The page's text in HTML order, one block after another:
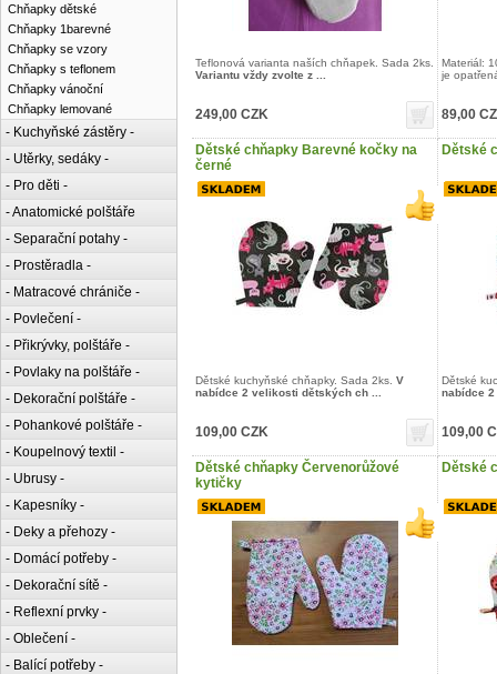
Chňapky dětské
Chňapky 1barevné
Chňapky se vzory
Chňapky s teflonem
Chňapky vánoční
Chňapky lemované
- Kuchyňské zástěry -
- Utěrky, sedáky -
- Pro děti -
- Anatomické polštáře
- Separační potahy -
- Prostěradla -
- Matracové chrániče -
- Povlečení -
- Přikrývky, polštáře -
- Povlaky na polštáře -
- Dekorační polštáře -
- Pohankové polštáře -
- Koupelnový textil -
- Ubrusy -
- Kapesníky -
- Deky a přehozy -
- Domácí potřeby -
- Dekorační sítě -
- Reflexní prvky -
- Oblečení -
- Balící potřeby -
Teflonová varianta naších chňapek. Sada 2ks.
Variantu vždy zvolte z ...
249,00 CZK
Materiál:
je
89,00
Dětské chňapky Barevné kočky na
černé
Dětské kuchyňské chňapky. Sada 2ks. V
nabídce 2 velikosti dětských ch ...
109,00 CZK
Dětské
Dětské
nabídce
109,00
Dětské chňapky Červenorůžové
kytičky
Dětské